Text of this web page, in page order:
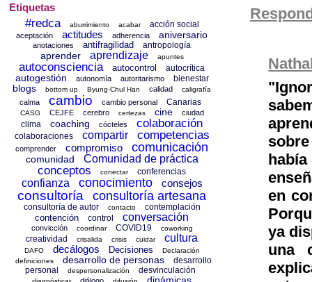
en
ya
una
Etiquetas
#redca aburrimiento acabar acción social
aceptación actitudes adherencia aniversario
anotaciones antifragilidad antropología
aprender aprendizaje apuntes
autoconsciencia autocontrol autocrítica
autogestión autonomía autoritarismo bienestar
blogs bottom up Byung-Chul Han calidad caligrafía
calma cambio cambio personal Canarias
CASG CEJFE cerebro certezas cine ciudad
clima coaching cócteles colaboración
colaboraciones compartir competencias
comprender compromiso comunicación
comunidad Comunidad de práctica
conceptos conectar conferencias
confianza conocimiento consejos
consultoría consultoría artesana
consultoría de autor contacto contemplación
contención control conversación
convicción coordinar COVID19 coworking
creatividad crisalida crisis cuidar cultura
DAFO decálogos Decisiones
Declaración
definiciones
desarrollo de personas
desarrollo
personal
despersonalización desvinculación